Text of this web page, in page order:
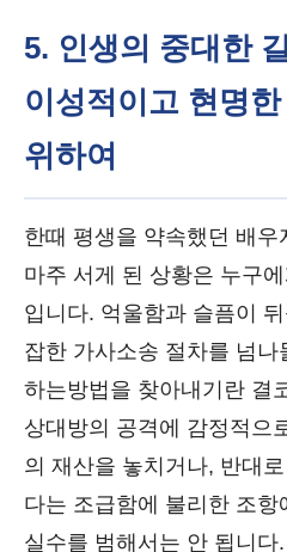
5. 인생의 중대한
이성적이고 현명
위하여
한때 평생을 약속했던 배
마주 서게 된 상황은 누구
입니다. 억울함과 슬픔이
잡한 가사소송 절차를 넘나
하는방법을 찾아내기란 결
상대방의 공격에 감정적으
의 재산을 놓치거나, 반대
다는 조급함에 불리한 조
실수를 범해서는 안 됩니다.